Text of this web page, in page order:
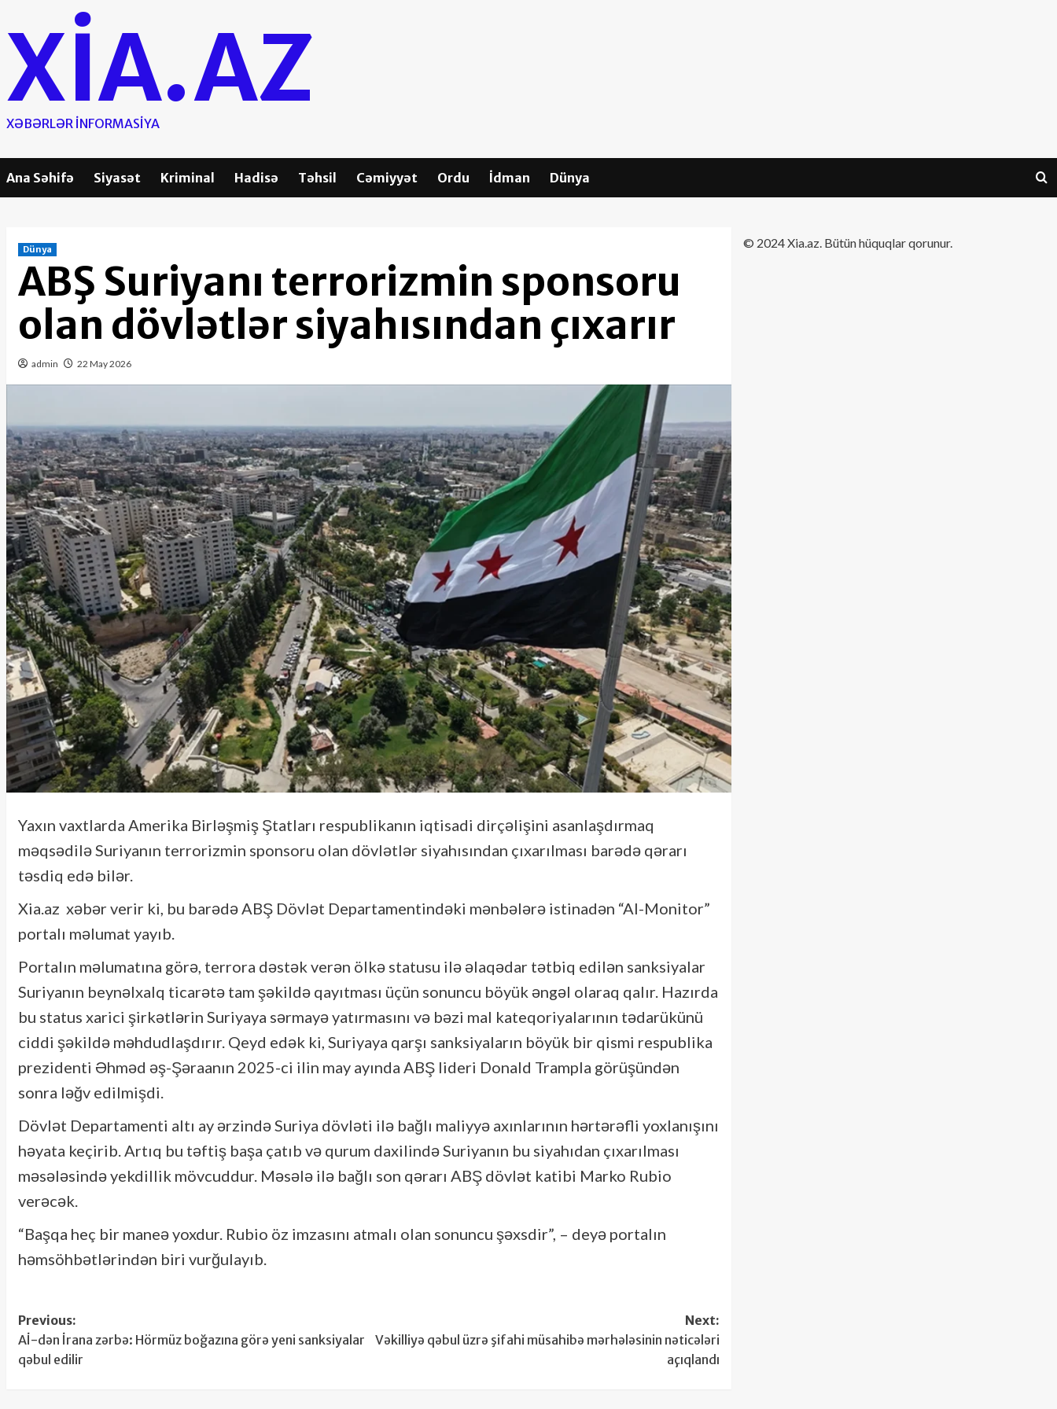
content
XIA.AZ
XƏBƏRLƏR INFORMASIYA
Ana Səhifə Siyasət Kriminal Hadisə Təhsil Cəmiyyət Ordu İdman Dünya
Dünya
ABŞ Suriyanı terrorizmin sponsoru
olan dövlətlər siyahısından çıxarır
admin 22 May 2026
Yaxın vaxtlarda Amerika Birləşmiş Ştatları respublikanın iqtisadi dirçəlişini asanlaşdırmaq
məqsədilə Suriyanın terrorizmin sponsoru olan dövlətlər siyahısından çıxarılması barədə qərarı
təsdiq edə bilər.
Xia.az xəbər verir ki, bu barədə ABŞ Dövlət Departamentindəki mənbələrə istinadən “Al-Monitor”
portalı məlumat yayıb.
Portalın məlumatına görə, terrora dəstək verən ölkə statusu ilə əlaqədar tətbiq edilən sanksiyalar
Suriyanın beynəlxalq ticarətə tam şəkildə qayıtması üçün sonuncu böyük əngəl olaraq qalır. Hazırda
bu status xarici şirkətlərin Suriyaya sərmayə yatırmasını və bəzi mal kateqoriyalarının tədarükünü
ciddi şəkildə məhdudlaşdırır. Qeyd edək ki, Suriyaya qarşı sanksiyaların böyük bir qismi respublika
prezidenti Əhməd əş-Şəraanın 2025-ci ilin may ayında ABŞ lideri Donald Trampla görüşündən
sonra ləğv edilmişdi.
Dövlət Departamenti altı ay ərzində Suriya dövləti ilə bağlı maliyyə axınlarının hərtərəfli yoxlanışını
həyata keçirib. Artıq bu təftiş başa çatıb və qurum daxilində Suriyanın bu siyahıdan çıxarılması
məsələsində yekdillik mövcuddur. Məsələ ilə bağlı son qərarı ABŞ dövlət katibi Marko Rubio
verəcək.
“Başqa heç bir maneə yoxdur. Rubio öz imzasını atmalı olan sonuncu şəxsdir”, – deyə portalın
həmsöhbətlərindən biri vurğulayıb.
Post
navigation
Previous:
Aİ-dən İrana zərbə: Hörmüz boğazına görə yeni sanksiyalar
qəbul edilir
Next:
Vəkilliyə qəbul üzrə şifahi müsahibə mərhələsinin nəticələri
açıqlandı
​© 2024 Xia.az. Bütün hüquqlar qorunur.